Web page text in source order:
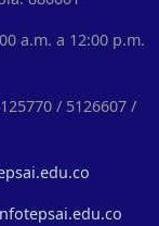
a.m. a 12:00 p.m.
/ 5126607 /